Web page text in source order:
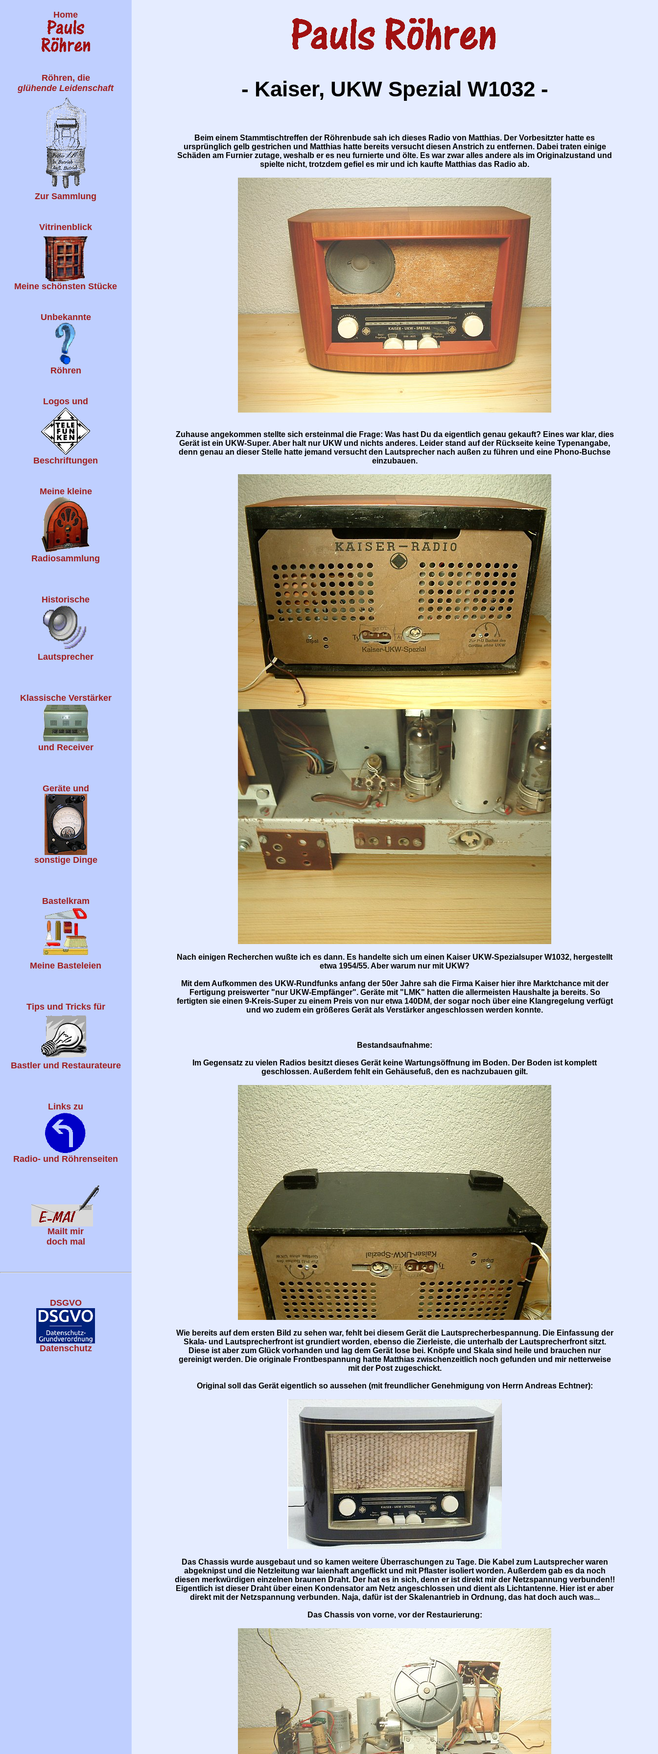
Home
Röhren, die
glühende Leidenschaft
Zur Sammlung
Vitrinenblick
Meine schönsten Stücke
Unbekannte
Röhren
Logos und
Beschriftungen
Meine kleine
Radiosammlung
Historische
Lautsprecher
Klassische Verstärker
und Receiver
Geräte und
sonstige Dinge
Bastelkram
Meine Basteleien
Tips und Tricks für
Bastler und Restaurateure
Links zu
Radio- und Röhrenseiten
Mailt mir
doch mal
DSGVO
Datenschutz
- Kaiser, UKW Spezial W1032 -
Beim einem Stammtischtreffen der Röhrenbude sah ich dieses Radio von Matthias. Der Vorbesitzter hatte es
ursprünglich gelb gestrichen und Matthias hatte bereits versucht diesen Anstrich zu entfernen. Dabei traten einige
Schäden am Furnier zutage, weshalb er es neu furnierte und ölte. Es war zwar alles andere als im Originalzustand und
spielte nicht, trotzdem gefiel es mir und ich kaufte Matthias das Radio ab.
Zuhause angekommen stellte sich ersteinmal die Frage: Was hast Du da eigentlich genau gekauft? Eines war klar, dies
Gerät ist ein UKW-Super. Aber halt nur UKW und nichts anderes. Leider stand auf der Rückseite keine Typenangabe,
denn genau an dieser Stelle hatte jemand versucht den Lautsprecher nach außen zu führen und eine Phono-Buchse
einzubauen.
Nach einigen Recherchen wußte ich es dann. Es handelte sich um einen Kaiser UKW-Spezialsuper W1032, hergestellt
etwa 1954/55. Aber warum nur mit UKW?
Mit dem Aufkommen des UKW-Rundfunks anfang der 50er Jahre sah die Firma Kaiser hier ihre Marktchance mit der
Fertigung preiswerter "nur UKW-Empfänger". Geräte mit "LMK" hatten die allermeisten Haushalte ja bereits. So
fertigten sie einen 9-Kreis-Super zu einem Preis von nur etwa 140DM, der sogar noch über eine Klangregelung verfügt
und wo zudem ein größeres Gerät als Verstärker angeschlossen werden konnte.
Bestandsaufnahme:
Im Gegensatz zu vielen Radios besitzt dieses Gerät keine Wartungsöffnung im Boden. Der Boden ist komplett
geschlossen. Außerdem fehlt ein Gehäusefuß, den es nachzubauen gilt.
Wie bereits auf dem ersten Bild zu sehen war, fehlt bei diesem Gerät die Lautsprecherbespannung. Die Einfassung der
Skala- und Lautsprecherfront ist grundiert worden, ebenso die Zierleiste, die unterhalb der Lautsprecherfront sitzt.
Diese ist aber zum Glück vorhanden und lag dem Gerät lose bei. Knöpfe und Skala sind heile und brauchen nur
gereinigt werden. Die originale Frontbespannung hatte Matthias zwischenzeitlich noch gefunden und mir netterweise
mit der Post zugeschickt.
Original soll das Gerät eigentlich so aussehen (mit freundlicher Genehmigung von Herrn Andreas Echtner):
Das Chassis wurde ausgebaut und so kamen weitere Überraschungen zu Tage. Die Kabel zum Lautsprecher waren
abgeknipst und die Netzleitung war laienhaft angeflickt und mit Pflaster isoliert worden. Außerdem gab es da noch
diesen merkwürdigen einzelnen braunen Draht. Der hat es in sich, denn er ist direkt mir der Netzspannung verbunden!!
Eigentlich ist dieser Draht über einen Kondensator am Netz angeschlossen und dient als Lichtantenne. Hier ist er aber
direkt mit der Netzspannung verbunden. Naja, dafür ist der Skalenantrieb in Ordnung, das hat doch auch was...
Das Chassis von vorne, vor der Restaurierung: